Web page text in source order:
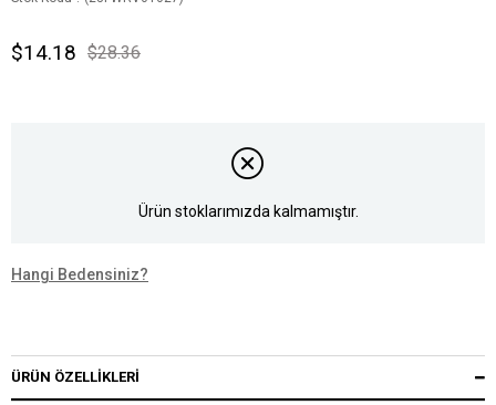
$28.36
$14.18
Ürün stoklarımızda kalmamıştır.
Hangi Bedensiniz?
ÜRÜN ÖZELLIKLERI